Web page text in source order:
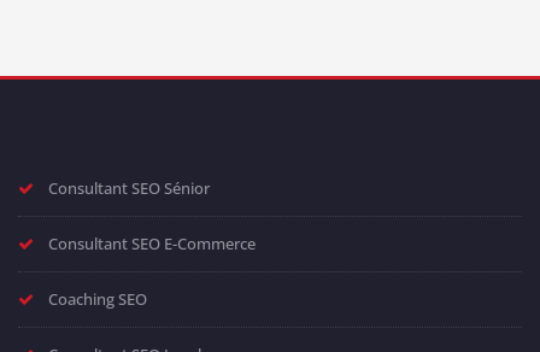
Consultant SEO Sénior
Consultant SEO E-Commerce
Coaching SEO